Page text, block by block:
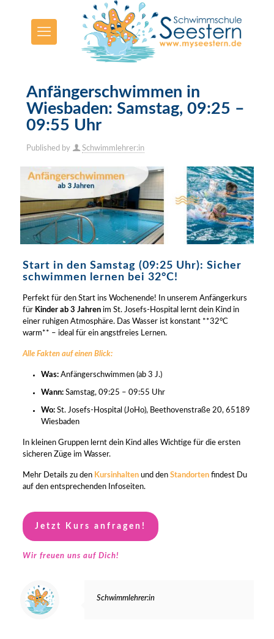
Anfängerschwimmen in
Wiesbaden: Samstag, 09:25 –
09:55 Uhr
Published by Schwimmlehrer:in
Start in den Samstag (09:25 Uhr): Sicher
schwimmen lernen bei 32°C!
Perfekt für den Start ins Wochenende! In unserem Anfängerkurs
für Kinder ab 3 Jahrenim St. Josefs-Hospital lernt dein Kind in
einer ruhigen Atmosphäre. Das Wasser ist konstant **32°C
warm** – ideal für ein angstfreies Lernen.
Alle Fakten auf einen Blick:
Was:Anfängerschwimmen (ab 3 J.)
Wann:Samstag, 09:25 – 09:55 Uhr
Wo: St. Josefs-Hospital (JoHo), Beethovenstraße 20, 65189
Wiesbaden
In kleinen Gruppen lernt dein Kind alles Wichtige für die ersten
sicheren Züge im Wasser.
Mehr Details zu den Kursinhaltenund den Standortenfindest Du
auf den entsprechenden Infoseiten.
Jetzt Kurs anfragen!
Wir freuen uns auf Dich!
Schwimmlehrer:in